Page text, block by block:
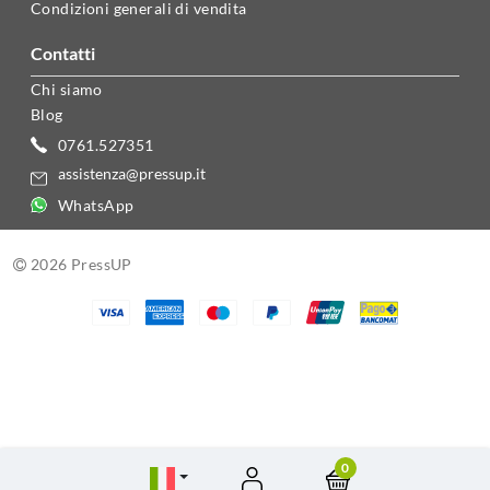
0
Condizioni generali di vendita
contatti
Chi siamo
Blog
0761.527351
assistenza@pressup.it
WhatsApp
2026 PressUP